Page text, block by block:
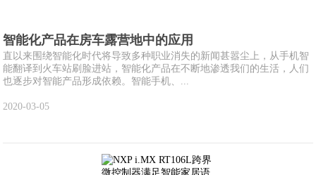
智能化产品在房车露营地中的应用
直以来围绕智能化时代将导致多种职业消失的新闻甚嚣尘上，从手机智
能翻译到火车站刷脸进站，智能化产品在不断地渗透我们的生活，人们
也逐步对智能产品形成依赖。智能手机、...
2020-03-05